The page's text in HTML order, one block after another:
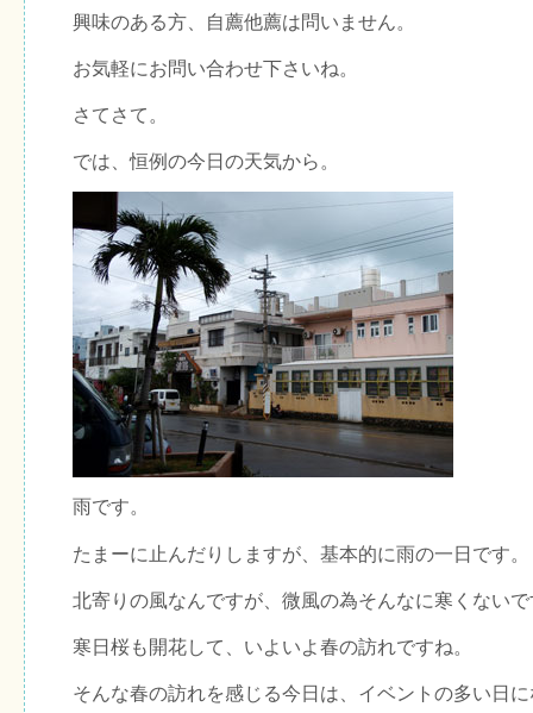
興味のある方、自薦他薦は問いません。
お気軽にお問い合わせ下さいね。
さてさて。
では、恒例の今日の天気から。
雨です。
たまーに止んだりしますが、基本的に雨の一日です。
北寄りの風なんですが、微風の為そんなに寒くない
寒日桜も開花して、いよいよ春の訪れですね。
そんな春の訪れを感じる今日は、イベントの多い日